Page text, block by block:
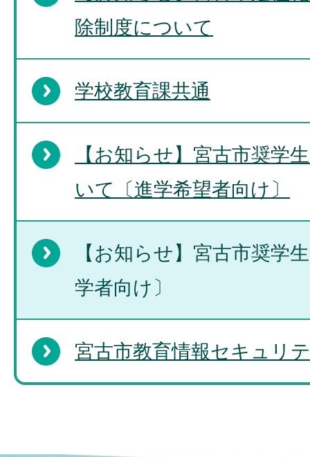
除制度について
学校教育課共通
【お知らせ】宮古市奨学
いて〔進学希望者向け〕
【お知らせ】宮古市奨学
学者向け〕
宮古市教育情報セキュリ